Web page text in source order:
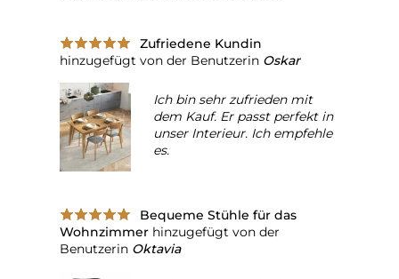
Zufriedene Kundin
hinzugefügt von der Benutzerin Oskar
Ich bin sehr zufrieden mit
dem Kauf. Er passt perfekt in
unser Interieur. Ich empfehle
es.
Bequeme Stühle für das
Wohnzimmerhinzugefügt von der
Benutzerin Oktavia